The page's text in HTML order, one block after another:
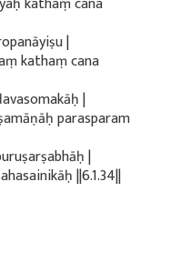
|
kathaṃ cana
|
parasparam
|
||6.1.34||